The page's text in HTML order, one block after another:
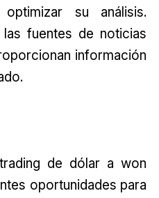
su análisis.
fuentes de noticias
información
de dólar a won
oportunidades para